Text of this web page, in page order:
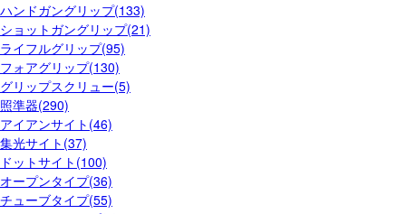
ハンドガングリップ(133)
ショットガングリップ(21)
ライフルグリップ(95)
フォアグリップ(130)
グリップスクリュー(5)
照準器(290)
アイアンサイト(46)
集光サイト(37)
ドットサイト(100)
オープンタイプ(36)
チューブタイプ(55)